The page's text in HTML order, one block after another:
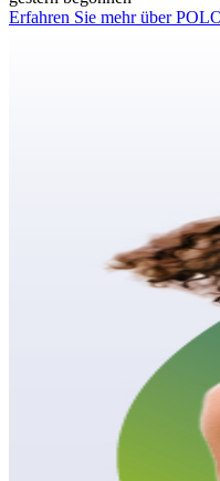
Erfahren Sie mehr über